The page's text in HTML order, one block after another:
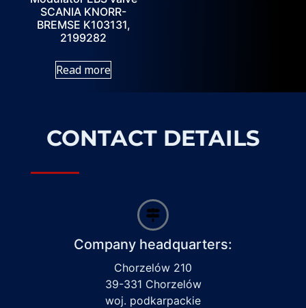
SCANIA KNORR-
BREMSE K103131,
2199282
Read more
CONTACT DETAILS
Company headquarters:
Chorzelów 210
39-331 Chorzelów
woj. podkarpackie